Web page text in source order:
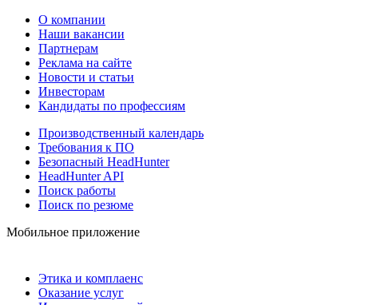
О компании
Наши вакансии
Партнерам
Реклама на сайте
Новости и статьи
Инвесторам
Кандидаты по профессиям
Производственный календарь
Требования к ПО
Безопасный HeadHunter
HeadHunter API
Поиск работы
Поиск по резюме
Мобильное приложение
Этика и комплаенс
Оказание услуг